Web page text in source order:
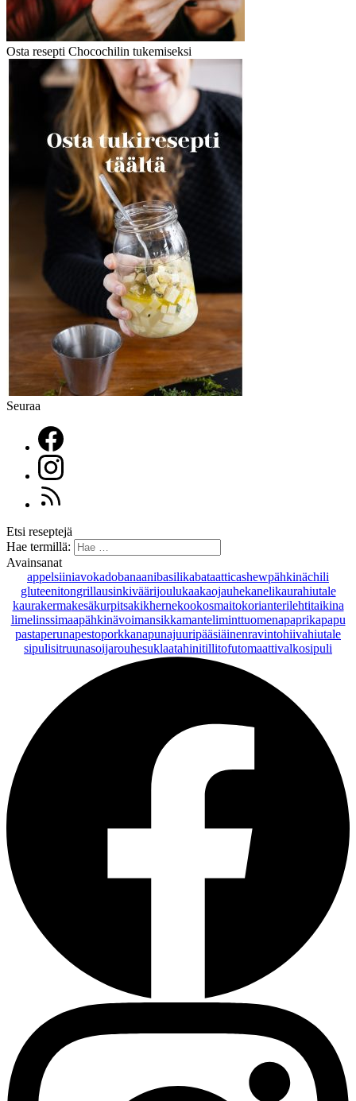
Osta resepti Chocochilin tukemiseksi
Seuraa
Etsi reseptejä
Hae termillä:
Avainsanat
appelsiiniavokadobanaanibasilikabataatticashewpähkinächili
gluteenitongrillausinkiväärijoulukaakaojauhekanelikaurahiutale
kaurakermakesäkurpitsakikhernekookosmaitokorianterilehtitaikina
limelinssimaapähkinävoimansikkamanteliminttuomenapaprikapapu
pastaperunapestoporkkanapunajuuripääsiäinenravintohiivahiutale
sipulisitruunasoijarouhesuklaatahinitillitofutomaattivalkosipuli